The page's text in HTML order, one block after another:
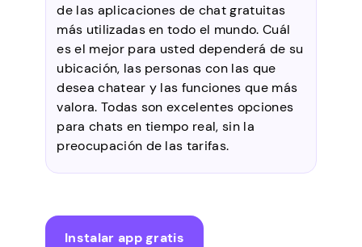
de las aplicaciones de chat gratuitas
más utilizadas en todo el mundo. Cuál
es el mejor para usted dependerá de su
ubicación, las personas con las que
desea chatear y las funciones que más
valora. Todas son excelentes opciones
para chats en tiempo real, sin la
preocupación de las tarifas.
Instalar app gratis